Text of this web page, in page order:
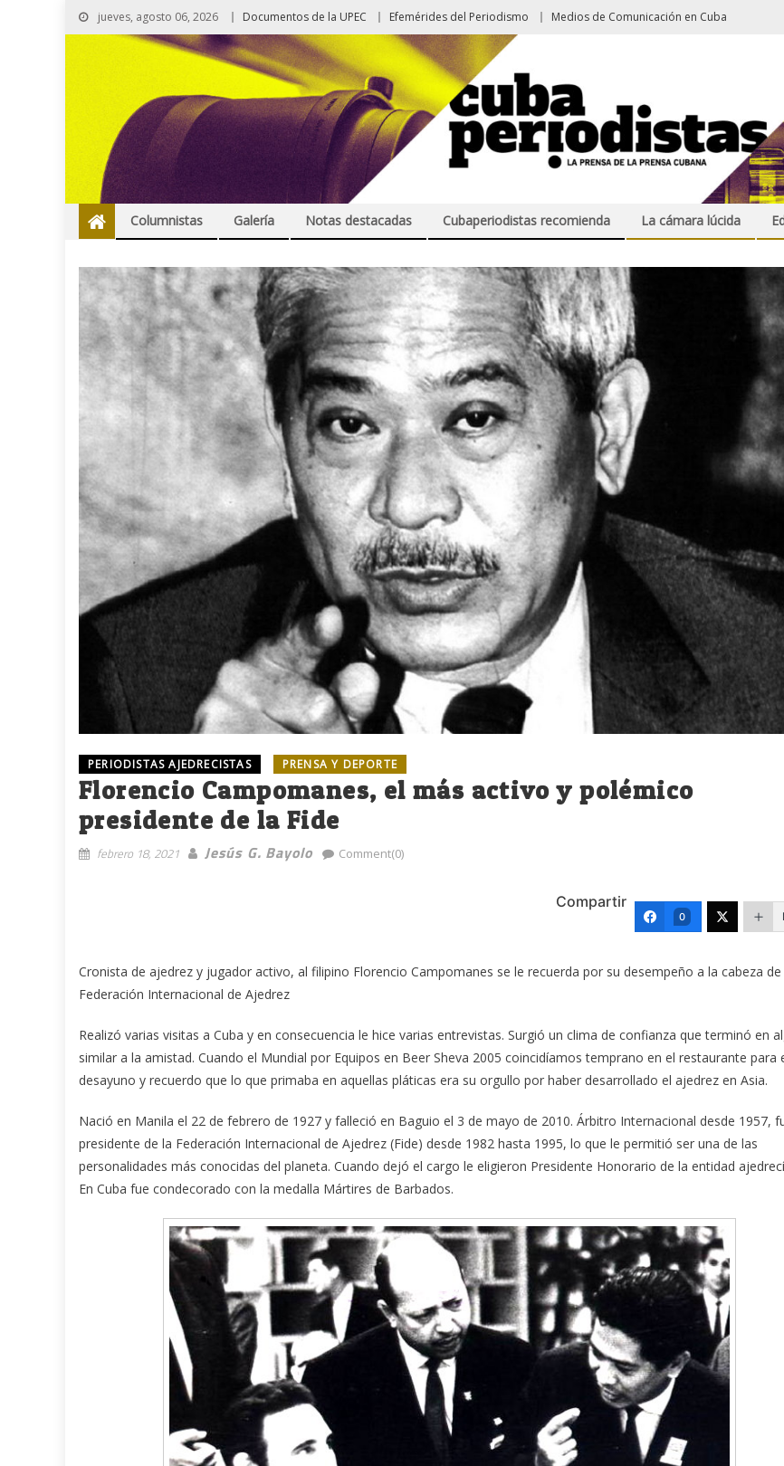
jueves, agosto 06, 2026 Documentos de la UPEC Efemérides del Periodismo Medios de Comunicación en Cuba
Columnistas Galería Notas destacadas Cubaperiodistas recomienda La cámara lúcida
PERIODISTAS AJEDRECISTAS PRENSA Y DEPORTE
Florencio Campomanes, el más activo y polémico
presidente de la Fide
febrero 18, 2021 Jesús G. Bayolo Comment(0)
Compartir
0
Cronista de ajedrez y jugador activo, al filipino Florencio Campomanes se le recuerda por su desempeño a la cabeza de
Federación Internacional de Ajedrez
Realizó varias visitas a Cuba y en consecuencia le hice varias entrevistas. Surgió un clima de confianza que terminó en
similar a la amistad. Cuando el Mundial por Equipos en Beer Sheva 2005 coincidíamos temprano en el restaurante para
desayuno y recuerdo que lo que primaba en aquellas pláticas era su orgullo por haber desarrollado el ajedrez en Asia.
Nació en Manila el 22 de febrero de 1927 y falleció en Baguio el 3 de mayo de 2010. Árbitro Internacional desde 1957,
presidente de la Federación Internacional de Ajedrez (Fide) desde 1982 hasta 1995, lo que le permitió ser una de las
personalidades más conocidas del planeta. Cuando dejó el cargo le eligieron Presidente Honorario de la entidad
En Cuba fue condecorado con la medalla Mártires de Barbados.